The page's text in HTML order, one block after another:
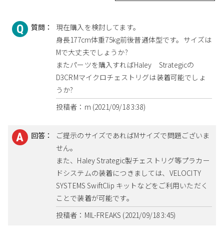
質問：
現在購入を検討してます。
身長177cm体重75kg前後普通体型です。サイズは
Mで大丈夫でしょうか?
またパーツを購入すればHaley Strategicの
D3CRMマイクロチェストリグは装着可能でしょ
うか?
投稿者：m (2021/09/18 3:38)
回答：
ご提示のサイズであればMサイズで問題ございま
せん。
また、Haley Strategic製チェストリグ等プラカー
ドシステムの装着につきましては、VELOCITY
SYSTEMS SwiftClip キットなどをご利用いただく
ことで装着が可能です。
投稿者：MIL-FREAKS (2021/09/18 3:45)